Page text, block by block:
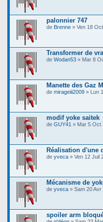
palonnier 747
de Brenne » Ven 18
Transformer de
de Wodan53 » Mar 8
Manette des Gaz
de mirageiii2009 » Lun
modif yoke saitek
de GUY41 » Mar 5 Oct
Réalisation d'une
de yveca » Ven 12 Juil
Mécanisme de
de yveca » Sam 20 Avr
spoiler arm